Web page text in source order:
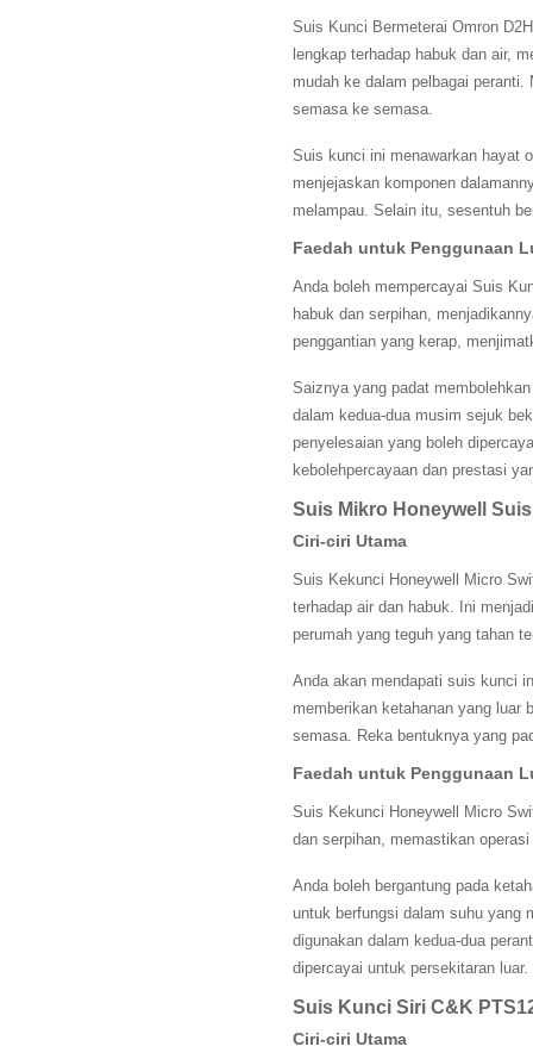
Suis Kunci Bermeterai Omron
lengkap terhadap habuk dan air,
mudah ke dalam pelbagai
semasa ke semasa.
Suis kunci ini menawarkan hayat
menjejaskan komponen
melampau. Selain itu, sesentuh
Faedah untuk Penggunaan
Anda boleh mempercayai Suis
habuk dan serpihan,
penggantian yang kerap,
Saiznya yang padat
dalam kedua-dua musim sejuk
penyelesaian yang boleh
kebolehpercayaan dan prestasi
Suis Mikro Honeywell
Ciri-ciri Utama
Suis Kekunci Honeywell Micro
terhadap air dan habuk. Ini
perumah yang teguh yang tahan
Anda akan mendapati suis kunci
memberikan ketahanan yang luar
semasa. Reka bentuknya yang
Faedah untuk Penggunaan
Suis Kekunci Honeywell Micro
dan serpihan, memastikan
Anda boleh bergantung pada
untuk berfungsi dalam suhu yang
digunakan dalam kedua-dua
dipercayai untuk persekitaran luar.
Suis Kunci Siri C&K
Ciri-ciri Utama